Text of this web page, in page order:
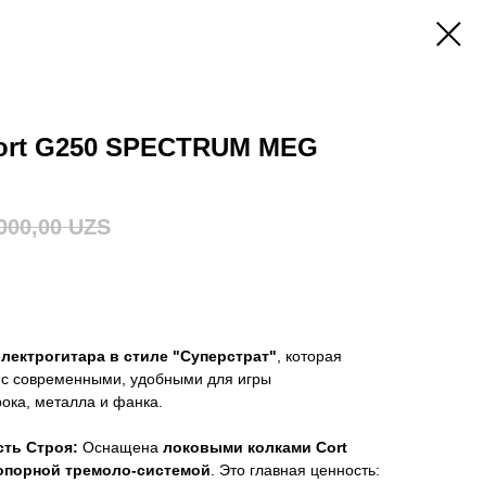
G250 SPECTRUM MEG
UZS
в стиле "Суперстрат", которая
с современными, удобными для игры
металла и фанка.
Строя: Оснащена локовыми колками Cort
тремоло-системой. Это главная ценность: